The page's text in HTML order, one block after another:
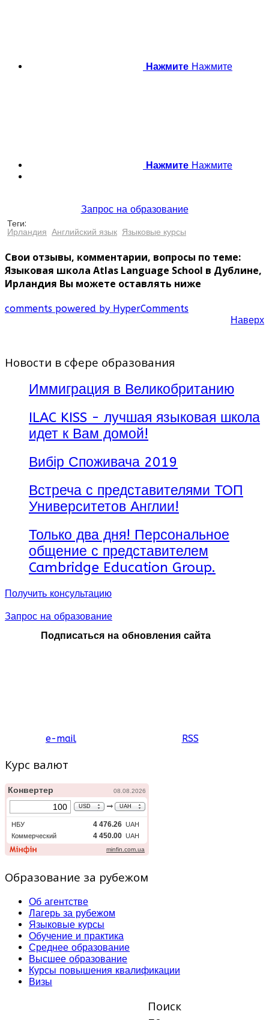
Нажмите Нажмите
Нажмите Нажмите
Запрос на образование
Теги:
Ирландия Английский язык Языковые курсы
Свои отзывы, комментарии, вопросы по теме:
Языковая школа Atlas Language School в Дублине,
Ирландия Вы можете оставлять ниже
comments powered by HyperComments
Наверх
Новости в сфере образования
Иммиграция в Великобританию
ILAC KISS - лучшая языковая школа
идет к Вам домой!
Вибір Споживача 2019
Встреча с представителями ТОП
Университетов Англии!
Только два дня! Персональное
общение с представителем
Cambridge Education Group.
Получить консультацию
Запрос на образование
Подписаться на обновления сайта
e-mail RSS
Курс валют
Образование за рубежом
Об агентстве
Лагерь за рубежом
Языковые курсы
Обучение и практика
Среднее образование
Высшее образование
Курсы повышения квалификации
Визы
Поиск